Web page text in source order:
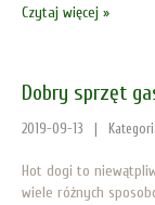
Czytaj więcej »
Dobry sprzęt
2019-09-13
Hot dogi to
wiele różnych